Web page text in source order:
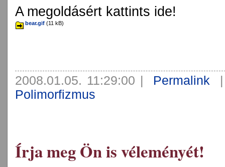
A megoldásért kattints ide!
bear.gif (11 kB)
2008.01.05. 11:29:00 Permalink
Polimorfizmus
Írja meg Ön is véleményét!